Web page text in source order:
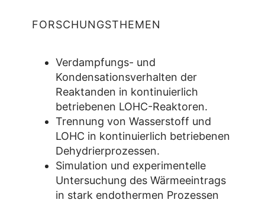
FORSCHUNGSTHEMEN
Verdampfungs- und
Kondensationsverhalten der
Reaktanden in kontinuierlich
betriebenen LOHC-Reaktoren.
Trennung von Wasserstoff und
LOHC in kontinuierlich betriebenen
Dehydrierprozessen.
Simulation und experimentelle
Untersuchung des Wärmeeintrags
in stark endothermen Prozessen